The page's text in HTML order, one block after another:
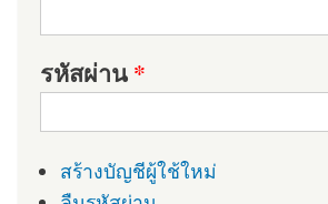
รหัสผ่าน*
สร้างบัญชีผู้ใช้ใหม่